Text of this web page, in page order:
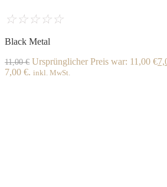
☆☆☆☆☆
Black Metal
11,00€ Ursprünglicher Preis war: 11,00 €
7,00 €. inkl. MwSt.